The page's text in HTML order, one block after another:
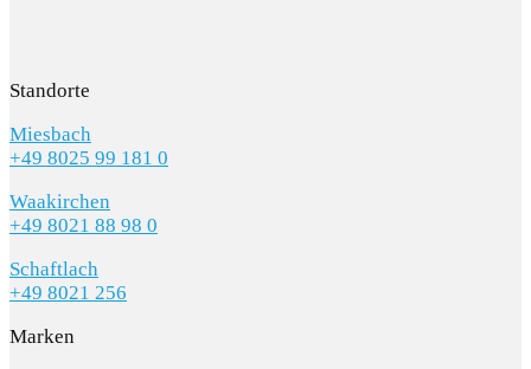
Standorte
Miesbach
+49 8025 99 181 0
Waakirchen
+49 8021 88 98 0
Schaftlach
+49 8021 256
Marken